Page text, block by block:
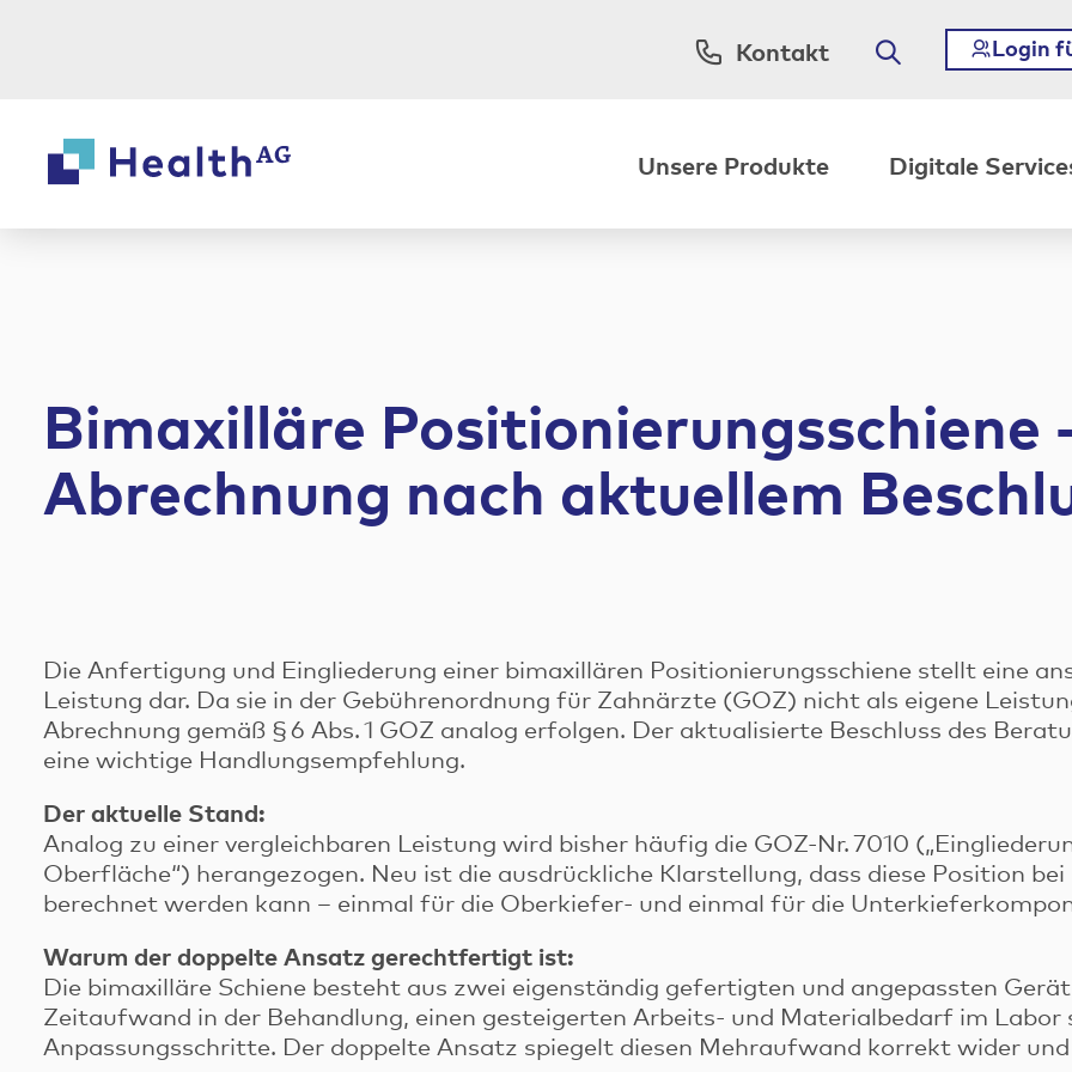
Kontakt Login
Unsere Produkte Digitale
Bimaxilläre Positionierungsschiene
Abrechnung nach aktuellem
Die Anfertigung und Eingliederung einer bimaxillären Positionierungsschiene stellt eine
Leistung dar. Da sie in der Gebührenordnung für Zahnärzte (GOZ) nicht als eigene
Abrechnung gemäß § 6 Abs. 1 GOZ analog erfolgen. Der aktualisierte Beschluss des
eine wichtige Handlungsempfehlung.
Der aktuelle Stand:
Analog zu einer vergleichbaren Leistung wird bisher häufig die GOZ-Nr. 7010
Oberfläche“) herangezogen. Neu ist die ausdrückliche Klarstellung, dass diese Position
berechnet werden kann – einmal für die Oberkiefer- und einmal für die
Warum der doppelte Ansatz gerechtfertigt ist:
Die bimaxilläre Schiene besteht aus zwei eigenständig gefertigten und angepassten
Zeitaufwand in der Behandlung, einen gesteigerten Arbeits- und Materialbedarf im Labor
Anpassungsschritte. Der doppelte Ansatz spiegelt diesen Mehraufwand korrekt wider